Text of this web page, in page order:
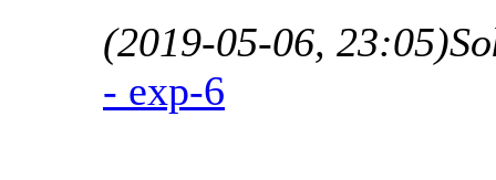
(2019-05-06, 23:05)
- exp-6